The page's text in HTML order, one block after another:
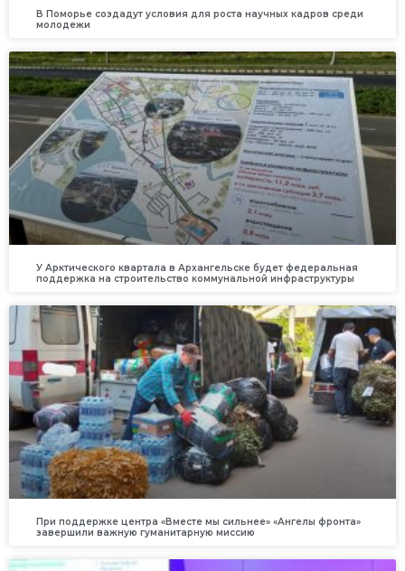
В Поморье создадут условия для роста научных кадров среди
молодежи
У Арктического квартала в Архангельске будет федеральная
поддержка на строительство коммунальной инфраструктуры
При поддержке центра «Вместе мы сильнее» «Ангелы фронта»
завершили важную гуманитарную миссию